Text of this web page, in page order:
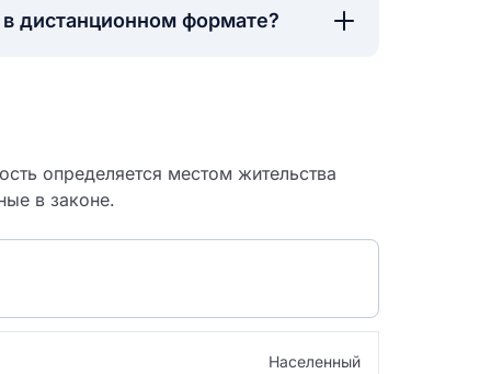
дистанционном формате?
определяется местом жительства
в законе.
Населенный